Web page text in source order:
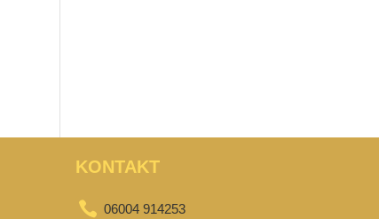
KONTAKT
 06004 914253